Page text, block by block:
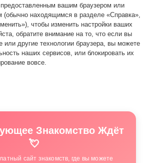
вашим браузером или
(обычно находящимся в разделе «Справка»,
чтобы изменить настройки ваших
обратите внимание на то, что если вы
другие технологии браузера, вы можете
наших сервисов, или блокировать их
вовсе.
Знакомство Ждёт
💘
сайт знакомств, где вы можете